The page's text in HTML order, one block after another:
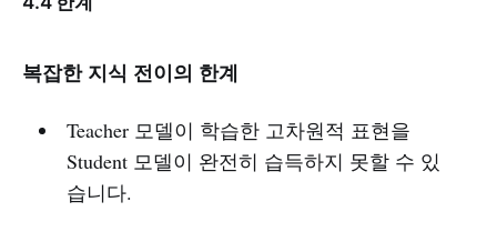
복잡한 지식 전이의 한계
Teacher 모델이 학습한 고차원적 표현을
Student 모델이 완전히 습득하지 못할 수 있
습니다.